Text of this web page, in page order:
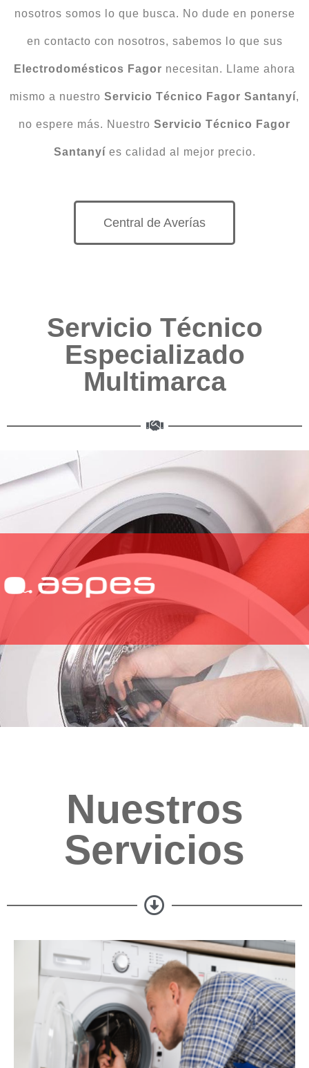
nosotros somos lo que busca. No dude en ponerse
en contacto con nosotros, sabemos lo que sus
Electrodomésticos Fagor necesitan. Llame ahora
mismo a nuestro Servicio Técnico Fagor Santanyí,
no espere más. Nuestro Servicio Técnico Fagor
Santanyí es calidad al mejor precio.
Central de Averías
Servicio Técnico
Especializado
Multimarca
Nuestros
Servicios